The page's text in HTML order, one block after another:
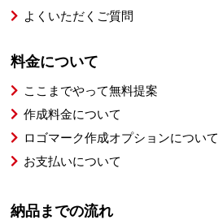
よくいただくご質問
料金について
ここまでやって無料提案
作成料金について
ロゴマーク作成オプションについて
お支払いについて
納品までの流れ